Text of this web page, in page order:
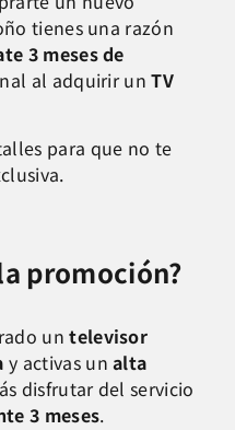
tienes una razón
3 meses de
al adquirir unTV
para que no te
promoción?
untelevisor
y activas unalta
disfrutar del servicio
3 meses.